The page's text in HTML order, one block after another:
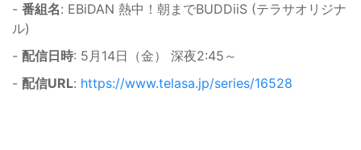
- 番組名: EBiDAN 熱中！朝までBUDDiiS (テラサオリジナ
ル)
- 配信日時: 5月14日（金） 深夜2:45～
- 配信URL: https://www.telasa.jp/series/16528